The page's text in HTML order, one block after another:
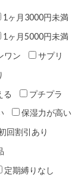
1ヶ月3000円未満
1ヶ月5000円未満
ワン
サプリ
る
プチプラ
保湿力が高い
回割引あり
定期縛りなし